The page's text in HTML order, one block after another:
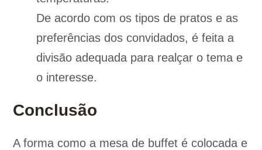
De acordo com os tipos de pratos e as
preferências dos convidados, é feita a
divisão adequada para realçar o tema e
o interesse.
Conclusão
A forma como a mesa de buffet é colocada e